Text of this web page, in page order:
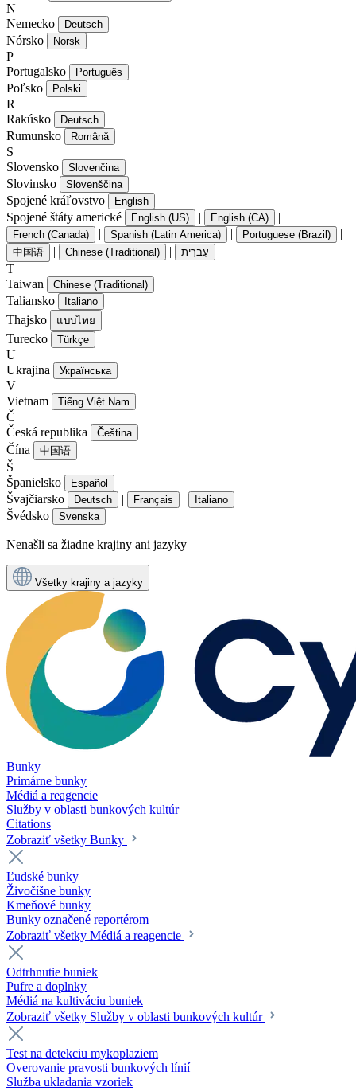
N
Nemecko
Deutsch
Nórsko Norsk
P
Portugalsko
Português
Poľsko Polski
R
Rakúsko
Deutsch
Rumunsko Română
S
Slovensko
Slovenčina
Slovinsko Slovenščina
Spojené kráľovstvo English
Spojené štáty americké English (US) | English (CA) |
French (Canada) | Spanish (Latin America) | Portuguese (Brazil) |
中国语 | Chinese (Traditional) | עִברִית
T
Taiwan
Chinese (Traditional)
Taliansko Italiano
Thajsko แบบไทย
Turecko Türkçe
U
Ukrajina
Українська
V
Vietnam
Tiếng Việt Nam
Č
Česká republika
Čeština
Čína 中国语
Š
Španielsko
Español
Švajčiarsko Deutsch | Français | Italiano
Švédsko Svenska
Nenašli sa žiadne krajiny ani jazyky
Všetky krajiny a jazyky
Bunky
Primárne bunky
Médiá a reagencie
Služby v oblasti bunkových kultúr
Citations
Zobraziť všetky Bunky
Ľudské bunky
Živočíšne bunky
Kmeňové bunky
Bunky označené reportérom
Zobraziť všetky Médiá a reagencie
Odtrhnutie buniek
Pufre a doplnky
Médiá na kultiváciu buniek
Zobraziť všetky Služby v oblasti bunkových kultúr
Test na detekciu mykoplaziem
Overovanie pravosti bunkových línií
Služba ukladania vzoriek